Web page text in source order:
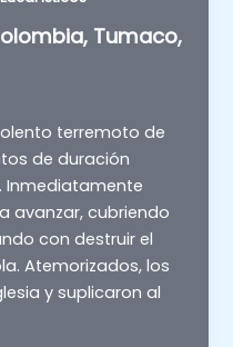
Tumaco,
terremoto de
de duración
Inmediatamente
avanzar, cubriendo
con destruir el
Atemorizados, los
y suplicaron al